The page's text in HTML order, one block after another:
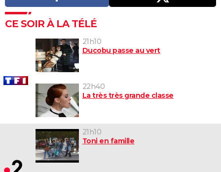
CE SOIR À LA TÉLÉ
21h10
Ducobu passe au vert
22h40
La très très grande classe
21h10
Toni en famille